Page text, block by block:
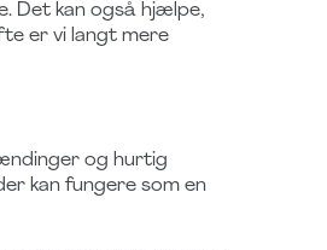
Det kan også hjælpe,
er vi langt mere
og hurtig
kan fungere som en